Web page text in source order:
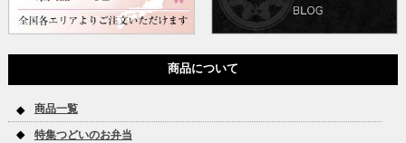
商品について
商品一覧
特集つどいのお弁当